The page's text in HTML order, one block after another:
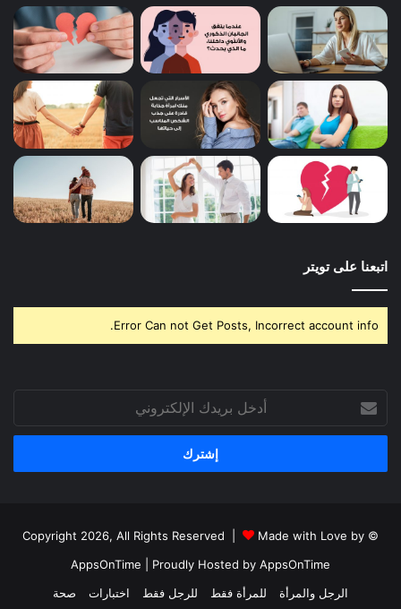
اتبعنا على تويتر
Error Can not Get Posts, Incorrect account info.
أدخل
بريدك
الإلكتروني
© Copyright 2026, All Rights Reserved |
Made with Love by
AppsOnTime | Proudly Hosted by AppsOnTime
الرجل والمرأة
للمرأة فقط للرجل فقط اختبارات صحة